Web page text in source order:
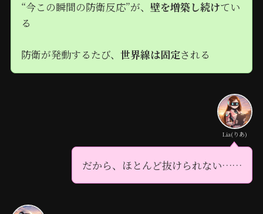
“今この瞬間の防衛反応”が、 壁を増築し続けてい
る
防衛が発動するたび、 世界線は固定される
Lia(りあ)
だから、ほとんど抜けられない……